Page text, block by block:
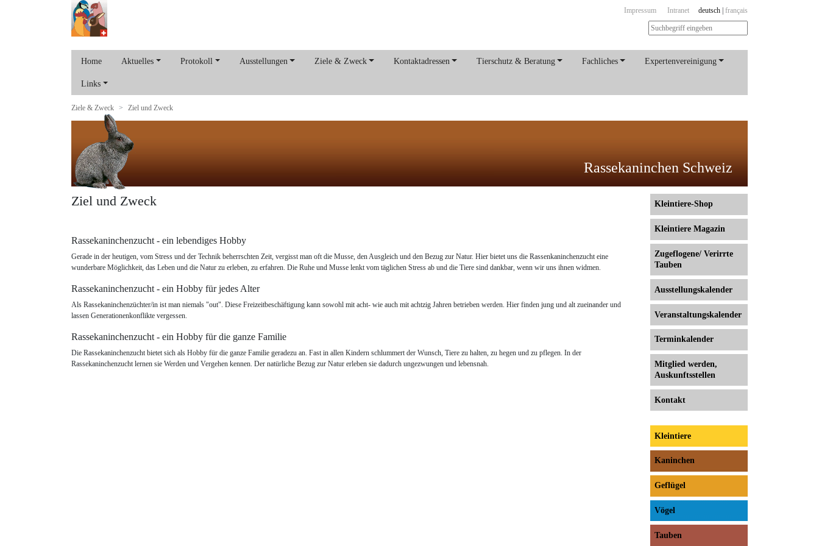
Impressum Intranet deutsch français
Home Aktuelles Protokoll Ausstellungen Ziele & Zweck Kontaktadressen Tierschutz & Beratung Fachliches Expertenvereinigung
Links
Ziele & Zweck Ziel und Zweck
Rassekaninchen Schweiz
Ziel und Zweck
Rassekaninchenzucht - ein lebendiges Hobby
Gerade in der heutigen, vom Stress und der Technik beherrschten Zeit, vergisst man oft die Musse, den Ausgleich und den Bezug zur Natur. Hier bietet uns die Rassenkaninchenzucht eine
wunderbare Möglichkeit, das Leben und die Natur zu erleben, zu erfahren. Die Ruhe und Musse lenkt vom täglichen Stress ab und die Tiere sind dankbar, wenn wir uns ihnen widmen.
Rassekaninchenzucht - ein Hobby für jedes Alter
Als Rassekaninchenzüchter/in ist man niemals "out". Diese Freizeitbeschäftigung kann sowohl mit acht- wie auch mit achtzig Jahren betrieben werden. Hier finden jung und alt zueinander und
lassen Generationenkonflikte vergessen.
Rassekaninchenzucht - ein Hobby für die ganze Familie
Die Rassekaninchenzucht bietet sich als Hobby für die ganze Familie geradezu an. Fast in allen Kindern schlummert der Wunsch, Tiere zu halten, zu hegen und zu pflegen. In der
Rassekaninchenzucht lernen sie Werden und Vergehen kennen. Der natürliche Bezug zur Natur erleben sie dadurch ungezwungen und lebensnah.
Kleintiere-Shop
Kleintiere Magazin
Zugeflogene/ Verirrte
Tauben
Ausstellungs­kalender
Veranstaltungs­kalender
Terminkalender
Mitglied werden,
Auskunftsstellen
Kontakt
Kleintiere
Kaninchen
Geflügel
Vögel
Tauben